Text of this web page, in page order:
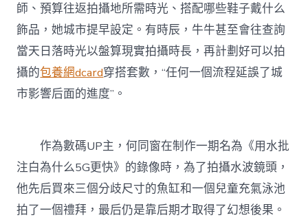
師、預算往返拍攝地所需時光、搭配哪些鞋子戴什么
飾品，她城市提早設定。有時辰，牛牛甚至會往查詢
當天日落時光以盤算現實拍攝時長，再計劃好可以拍
攝的包養網dcard穿搭套數，“任何一個流程延誤了城
市影響后面的進度”。
作為數碼UP主，何同窗在制作一期名為《用水批
注白為什么5G更快》的錄像時，為了拍攝水波鏡頭，
他先后買來三個分歧尺寸的魚缸和一個兒童充氣泳池
拍了一個禮拜，最后仍是靠后期才取得了幻想後果。